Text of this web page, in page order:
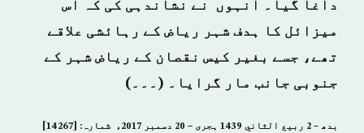
داغا گیا۔ انہوں نے نشاندہی کی کہ اس
میزائل کا ہدف شہر ریاض کے رہائشی علاقے
تھے، جسے بغیر کیس نقصان کے ریاض شہر کے
جنوبی جانب مار گرایا۔ (۔۔۔)
بدھ – 2 ربيع الثاني 1439 ہجری – 20 دسمبر 2017ء شمارہ: [14267]